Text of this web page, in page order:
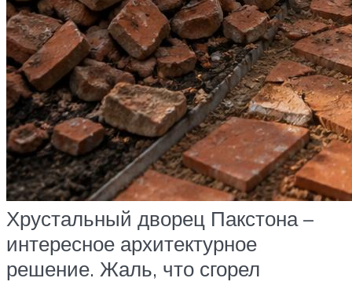
Хрустальный дворец Пакстона –
интересное архитектурное
решение. Жаль, что сгорел